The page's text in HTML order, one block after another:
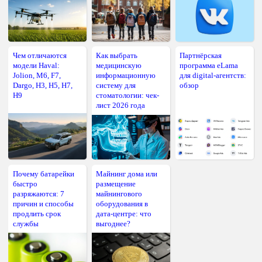
Чем отличаются
модели Haval:
Jolion, M6, F7,
Dargo, H3, H5, H7,
H9
Как выбрать
медицинскую
информационную
систему для
стоматологии: чек-
лист 2026 года
Партнёрская
программа eLama
для digital-агентств:
обзор
Почему батарейки
быстро
разряжаются: 7
причин и способы
продлить срок
службы
Майнинг дома или
размещение
майнингового
оборудования в
дата-центре: что
выгоднее?